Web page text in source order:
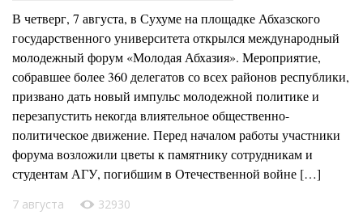
В четверг, 7 августа, в Сухуме на площадке Абхазского
государственного университета открылся международный
молодежный форум «Молодая Абхазия». Мероприятие,
собравшее более 360 делегатов со всех районов республики,
призвано дать новый импульс молодежной политике и
перезапустить некогда влиятельное общественно-
политическое движение. Перед началом работы участники
форума возложили цветы к памятнику сотрудникам и
студентам АГУ, погибшим в Отечественной войне […]
7 августа 32930